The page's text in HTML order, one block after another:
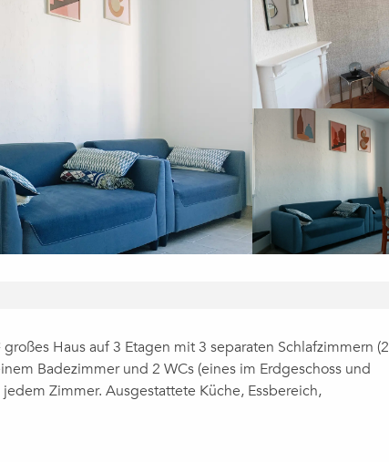
Haus auf 3 Etagen mit 3 separaten Schlafzimmern (2
Badezimmer und 2 WCs (eines im Erdgeschoss und
Zimmer. Ausgestattete Küche, Essbereich,